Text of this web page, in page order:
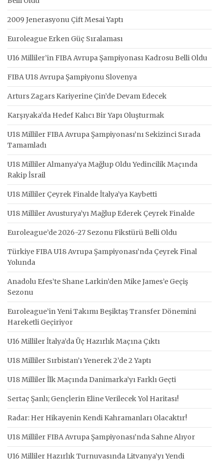
2009 Jenerasyonu Çift Mesai Yaptı
Euroleague Erken Güç Sıralaması
U16 Milliler’in FIBA Avrupa Şampiyonası Kadrosu Belli Oldu
FIBA U18 Avrupa Şampiyonu Slovenya
Arturs Zagars Kariyerine Çin’de Devam Edecek
Karşıyaka’da Hedef Kalıcı Bir Yapı Oluşturmak
U18 Milliler FIBA Avrupa Şampiyonası’nı Sekizinci Sırada
Tamamladı
U18 Milliler Almanya’ya Mağlup Oldu Yedincilik Maçında
Rakip İsrail
U18 Milliler Çeyrek Finalde İtalya’ya Kaybetti
U18 Milliler Avusturya’yı Mağlup Ederek Çeyrek Finalde
Euroleague’de 2026-27 Sezonu Fikstürü Belli Oldu
Türkiye FIBA U18 Avrupa Şampiyonası’nda Çeyrek Final
Yolunda
Anadolu Efes’te Shane Larkin’den Mike James’e Geçiş
Sezonu
Euroleague’in Yeni Takımı Beşiktaş Transfer Dönemini
Hareketli Geçiriyor
U16 Milliler İtalya’da Üç Hazırlık Maçına Çıktı
U18 Milliler Sırbistan’ı Yenerek 2’de 2 Yaptı
U18 Milliler İlk Maçında Danimarka’yı Farklı Geçti
Sertaç Şanlı; Gençlerin Eline Verilecek Yol Haritası!
Radar: Her Hikayenin Kendi Kahramanları Olacaktır!
U18 Milliler FIBA Avrupa Şampiyonası’nda Sahne Alıyor
U16 Milliler Hazırlık Turnuvasında Litvanya’yı Yendi